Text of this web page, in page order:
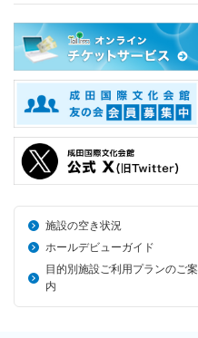
施設の空き状況
ホールデビューガイド
目的別施設ご利用プランのご案
内